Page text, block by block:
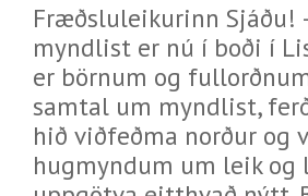
Fræðsluleikurinn Sjáðu!
myndlist er nú í boði í
er börnum og
samtal um myndlist,
hið viðfeðma norður og
hugmyndum um leik